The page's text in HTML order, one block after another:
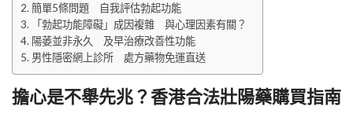
簡單5條問題 自我評估勃起功能
「勃起功能障礙」成因複雜 與心理因素有關？
陽萎並非永久 及早治療改善性功能
男性隱密網上診所 處方藥物免運直送
擔心是不舉先兆？香港合法壯陽藥購買指南